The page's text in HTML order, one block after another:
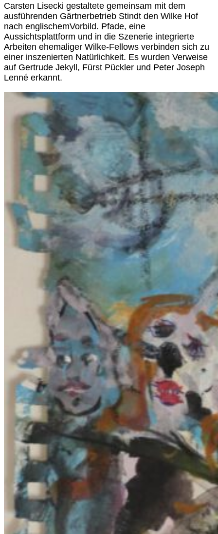
Carsten Lisecki gestaltete gemeinsam mit dem
ausführenden Gärtnerbetrieb Stindt den Wilke Hof
nach englischemVorbild. Pfade, eine
Aussichtsplattform und in die Szenerie integrierte
Arbeiten ehemaliger Wilke-Fellows verbinden sich zu
einer inszenierten Natürlichkeit. Es wurden Verweise
auf Gertrude Jekyll, Fürst Pückler und Peter Joseph
Lenné erkannt.